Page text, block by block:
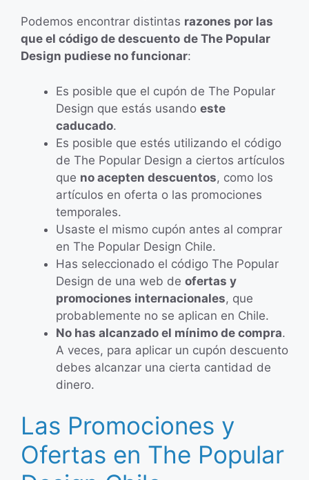
Podemos encontrar distintas razones por las
que el código de descuento de The Popular
Design pudiese no funcionar:
Es posible que el cupón de The Popular
Design que estás usando este
caducado.
Es posible que estés utilizando el código
de The Popular Design a ciertos artículos
que no acepten descuentos, como los
artículos en oferta o las promociones
temporales.
Usaste el mismo cupón antes al comprar
en The Popular Design Chile.
Has seleccionado el código The Popular
Design de una web de ofertas y
promociones internacionales, que
probablemente no se aplican en Chile.
No has alcanzado el mínimo de compra.
A veces, para aplicar un cupón descuento
debes alcanzar una cierta cantidad de
dinero.
Las Promociones y
Ofertas en The Popular